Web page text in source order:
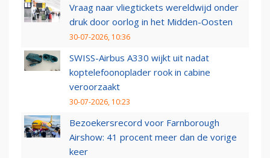
Vraag naar vliegtickets wereldwijd onder
druk door oorlog in het Midden-Oosten
30-07-2026, 10:36
SWISS-Airbus A330 wijkt uit nadat
koptelefoonoplader rook in cabine
veroorzaakt
30-07-2026, 10:23
Bezoekersrecord voor Farnborough
Airshow: 41 procent meer dan de vorige
keer